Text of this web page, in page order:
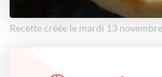
Recette créée le mardi 13